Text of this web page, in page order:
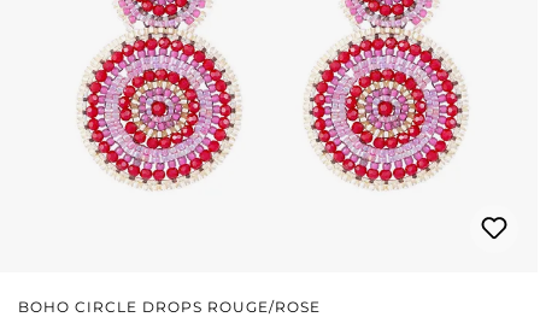
BOHO CIRCLE DROPS ROUGE/ROSE